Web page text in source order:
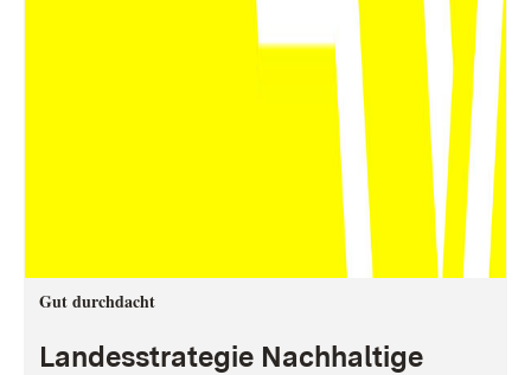
Gut durchdacht
Landesstrategie Nachhaltige